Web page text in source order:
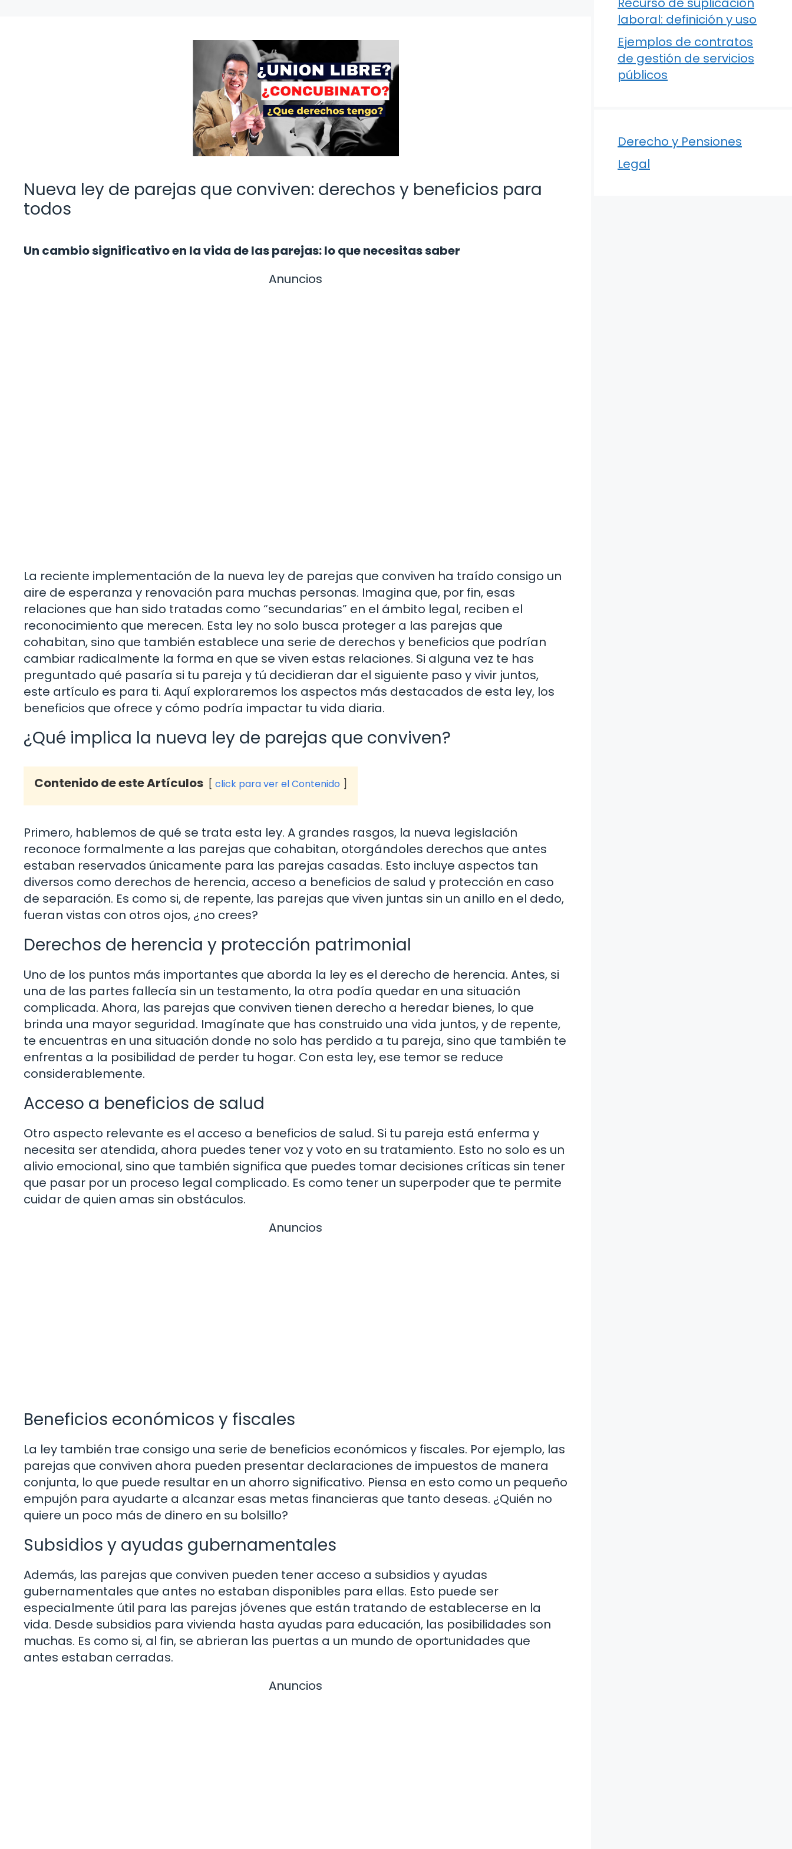
Nueva ley de parejas que conviven: derechos y beneficios para
todos
Un cambio significativo en la vida de las parejas: lo que necesitas saber
Anuncios
La reciente implementación de la nueva ley de parejas que conviven ha traído consigo un
aire de esperanza y renovación para muchas personas. Imagina que, por fin, esas
relaciones que han sido tratadas como “secundarias” en el ámbito legal, reciben el
reconocimiento que merecen. Esta ley no solo busca proteger a las parejas que
cohabitan, sino que también establece una serie de derechos y beneficios que podrían
cambiar radicalmente la forma en que se viven estas relaciones. Si alguna vez te has
preguntado qué pasaría si tu pareja y tú decidieran dar el siguiente paso y vivir juntos,
este artículo es para ti. Aquí exploraremos los aspectos más destacados de esta ley, los
beneficios que ofrece y cómo podría impactar tu vida diaria.
¿Qué implica la nueva ley de parejas que conviven?
Contenido de este Artículos click para ver el Contenido
Primero, hablemos de qué se trata esta ley. A grandes rasgos, la nueva legislación
reconoce formalmente a las parejas que cohabitan, otorgándoles derechos que antes
estaban reservados únicamente para las parejas casadas. Esto incluye aspectos tan
diversos como derechos de herencia, acceso a beneficios de salud y protección en caso
de separación. Es como si, de repente, las parejas que viven juntas sin un anillo en el dedo,
fueran vistas con otros ojos, ¿no crees?
Derechos de herencia y protección patrimonial
Uno de los puntos más importantes que aborda la ley es el derecho de herencia. Antes, si
una de las partes fallecía sin un testamento, la otra podía quedar en una situación
complicada. Ahora, las parejas que conviven tienen derecho a heredar bienes, lo que
brinda una mayor seguridad. Imagínate que has construido una vida juntos, y de repente,
te encuentras en una situación donde no solo has perdido a tu pareja, sino que también te
enfrentas a la posibilidad de perder tu hogar. Con esta ley, ese temor se reduce
considerablemente.
Acceso a beneficios de salud
Otro aspecto relevante es el acceso a beneficios de salud. Si tu pareja está enferma y
necesita ser atendida, ahora puedes tener voz y voto en su tratamiento. Esto no solo es un
alivio emocional, sino que también significa que puedes tomar decisiones críticas sin tener
que pasar por un proceso legal complicado. Es como tener un superpoder que te permite
cuidar de quien amas sin obstáculos.
Anuncios
Beneficios económicos y fiscales
La ley también trae consigo una serie de beneficios económicos y fiscales. Por ejemplo, las
parejas que conviven ahora pueden presentar declaraciones de impuestos de manera
conjunta, lo que puede resultar en un ahorro significativo. Piensa en esto como un pequeño
empujón para ayudarte a alcanzar esas metas financieras que tanto deseas. ¿Quién no
quiere un poco más de dinero en su bolsillo?
Subsidios y ayudas gubernamentales
Además, las parejas que conviven pueden tener acceso a subsidios y ayudas
gubernamentales que antes no estaban disponibles para ellas. Esto puede ser
especialmente útil para las parejas jóvenes que están tratando de establecerse en la
vida. Desde subsidios para vivienda hasta ayudas para educación, las posibilidades son
muchas. Es como si, al fin, se abrieran las puertas a un mundo de oportunidades que
antes estaban cerradas.
Anuncios
laboral: definición y uso
Ejemplos de contratos
de gestión de servicios
públicos
Derecho y Pensiones
Legal